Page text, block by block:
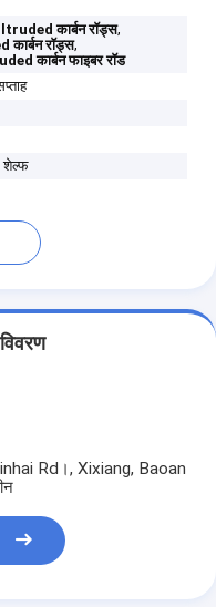
कार्बन रॉड्स,
रॉड्स,
कार्बन फाइबर रॉड
शेल्फ
Rd।, Xixiang, Baoan